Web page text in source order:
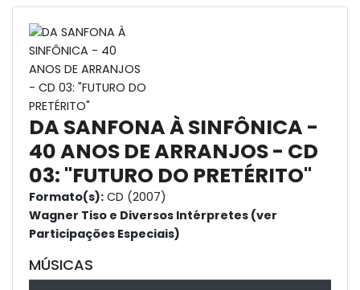
DA SANFONA À SINFÔNICA -
40 ANOS DE ARRANJOS - CD
03: "FUTURO DO PRETÉRITO"
Formato(s): CD (2007)
Wagner Tiso e Diversos Intérpretes (ver
Participações Especiais)
MÚSICAS